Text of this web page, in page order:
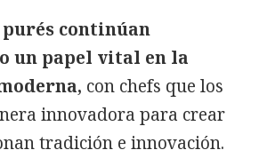
continúan
un papel vital en la
con chefs que los
innovadora para crear
tradición e innovación.